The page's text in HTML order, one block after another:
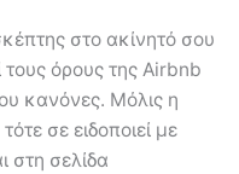
στο ακίνητό σου
τους όρους της Airbnb
κανόνες. Μόλις η
σε ειδοποιεί με
στη σελίδα